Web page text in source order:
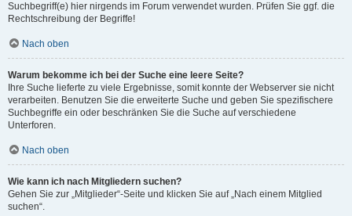
Suchbegriff(e) hier nirgends im Forum verwendet wurden. Prüfen Sie ggf. die
Rechtschreibung der Begriffe!
Nach oben
Warum bekomme ich bei der Suche eine leere Seite?
Ihre Suche lieferte zu viele Ergebnisse, somit konnte der Webserver sie nicht
verarbeiten. Benutzen Sie die erweiterte Suche und geben Sie spezifischere
Suchbegriffe ein oder beschränken Sie die Suche auf verschiedene
Unterforen.
Nach oben
Wie kann ich nach Mitgliedern suchen?
Gehen Sie zur „Mitglieder“-Seite und klicken Sie auf „Nach einem Mitglied
suchen“.